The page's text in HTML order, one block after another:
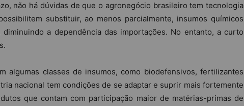
não há dúvidas de que o agronegócio brasileiro tem tecnologia
substituir, ao menos parcialmente, insumos químicos
a dependência das importações. No entanto, a curto
algumas classes de insumos, como biodefensivos, fertilizantes
nacional tem condições de se adaptar e suprir mais fortemente
que contam com participação maior de matérias-primas de